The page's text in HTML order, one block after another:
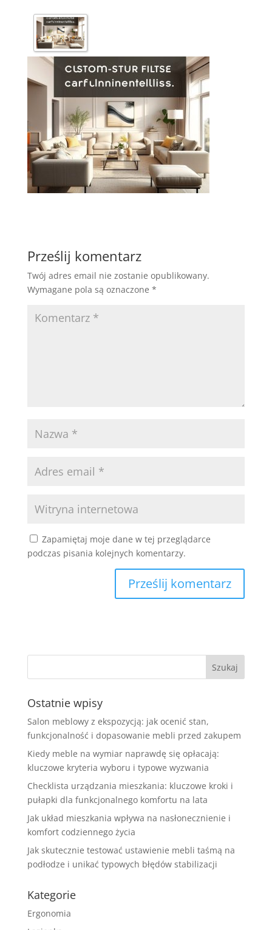
Prześlij komentarz
Twój adres email nie zostanie opublikowany.
Wymagane pola są oznaczone *
Zapamiętaj moje dane w tej przeglądarce
podczas pisania kolejnych komentarzy.
Ostatnie wpisy
Salon meblowy z ekspozycją: jak ocenić stan,
funkcjonalność i dopasowanie mebli przed zakupem
Kiedy meble na wymiar naprawdę się opłacają:
kluczowe kryteria wyboru i typowe wyzwania
Checklista urządzania mieszkania: kluczowe kroki i
pułapki dla funkcjonalnego komfortu na lata
Jak układ mieszkania wpływa na nasłonecznienie i
komfort codziennego życia
Jak skutecznie testować ustawienie mebli taśmą na
podłodze i unikać typowych błędów stabilizacji
Kategorie
Ergonomia